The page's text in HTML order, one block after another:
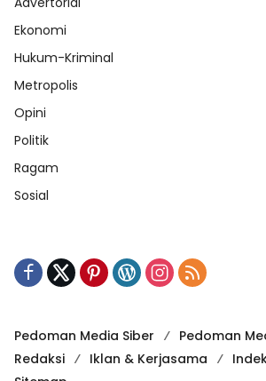
Ekonomi
Hukum-Kriminal
Metropolis
Opini
Politik
Ragam
Sosial
Pedoman Media Siber
Pedoman
Redaksi
Iklan & Kerjasama